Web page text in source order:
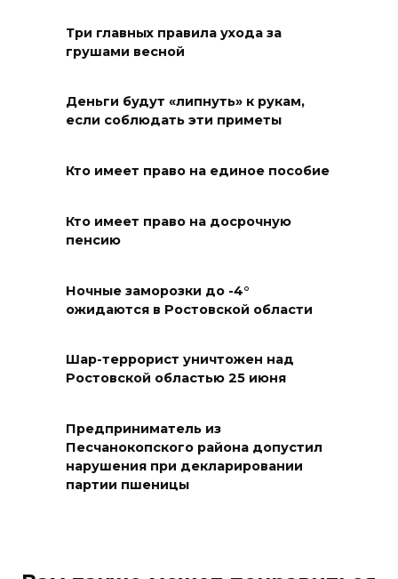
09 августа 2026 13:56
Василенко не планирует
Юрий Слюсарь поздравил
праздником
Два донских курса по
могут признать лучшими в
стране
09 августа 2026 11:43
Три главных правила ухода за
грушами весной
Деньги будут «липнуть» к рукам,
если соблюдать эти приметы
Кто имеет право на единое пособие
Кто имеет право на досрочную
пенсию
Ночные заморозки до -4°
ожидаются в Ростовской области
Шар-террорист уничтожен над
Ростовской областью 25 июня
Предприниматель из
Песчанокопского района допустил
нарушения при декларировании
партии пшеницы